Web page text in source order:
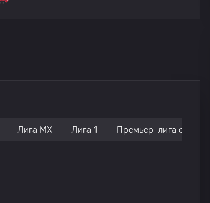
Лига МХ Лига 1 Премьер-лига серия: B